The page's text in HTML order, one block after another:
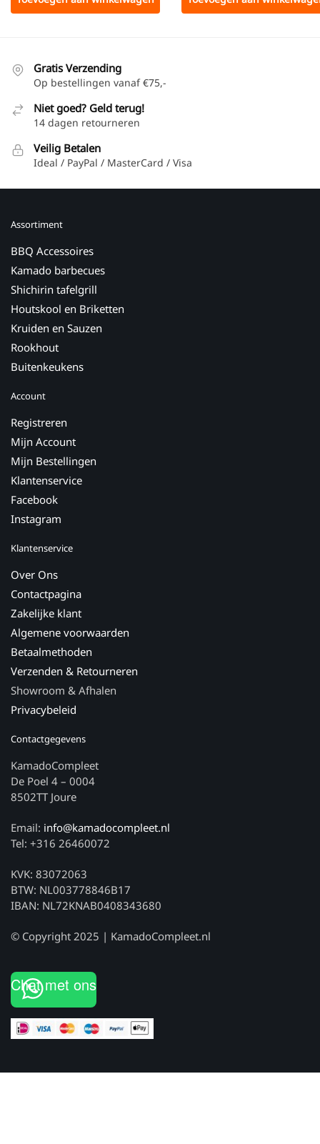
Gratis Verzending
Op bestellingen vanaf €75,-
Niet goed? Geld terug!
14 dagen retourneren
Veilig Betalen
Ideal / PayPal / MasterCard / Visa
Assortiment
BBQ Accessoires
Kamado barbecues
Shichirin tafelgrill
Houtskool en Briketten
Kruiden en Sauzen
Rookhout
Buitenkeukens
Account
Registreren
Mijn Account
Mijn Bestellingen
Klantenservice
Facebook
Instagram
Klantenservice
Over Ons
Contactpagina
Zakelijke klant
Algemene voorwaarden
Betaalmethoden
Verzenden & Retourneren
Showroom & Afhalen
Privacybeleid
Contactgegevens
KamadoCompleet
De Poel 4 – 0004
8502TT Joure
Email: info@kamadocompleet.nl
Tel: +316 26460072
KVK: 83072063
BTW: NL003778846B17
IBAN: NL72KNAB0408343680
© Copyright 2025 | KamadoCompleet.nl
Chat met ons